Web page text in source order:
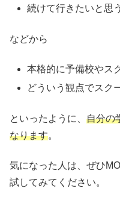
続けて行きたいと思
などから
本格的に予備校やス
どういう観点でスク
といったように、 自分の
なります。
気になった人は、ぜひ
試してみてください。